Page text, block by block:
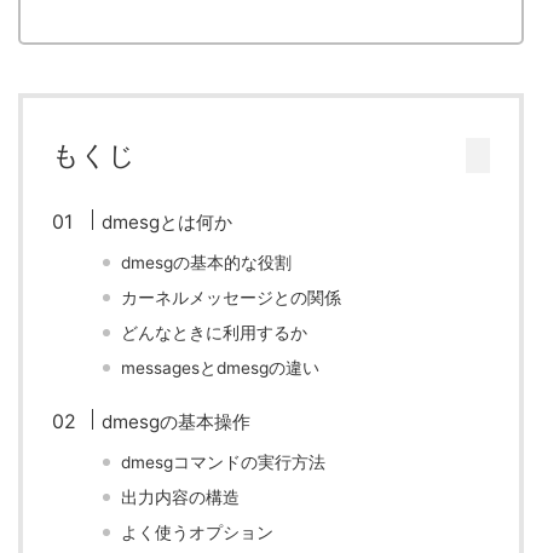
もくじ
dmesgとは何か
dmesgの基本的な役割
カーネルメッセージとの関係
どんなときに利用するか
messagesとdmesgの違い
dmesgの基本操作
dmesgコマンドの実行方法
出力内容の構造
よく使うオプション